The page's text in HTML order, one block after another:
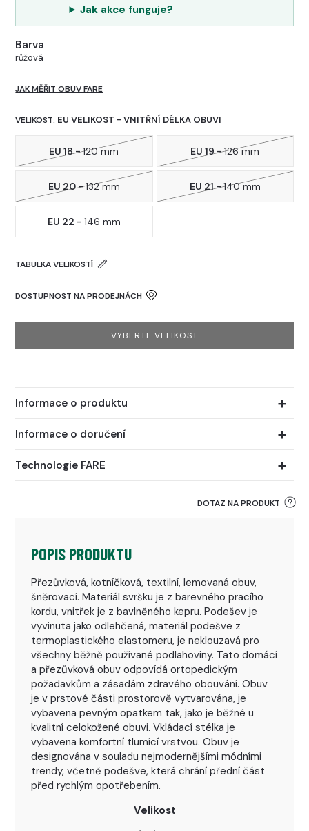
Jak akce funguje?
Barva
růžová
VELIKOST: EU VELIKOST - VNITŘNÍ DÉLKA OBUVI
JAK MĚŘIT OBUV FARE
EU 18 -120 mm EU 19 -126 mm
EU 20 -132 mm EU 21 -140 mm
EU 22 - 146 mm
TABULKA VELIKOSTÍ
DOSTUPNOST NA PRODEJNÁCH
VYBERTE VELIKOST
Informace o produktu
Informace o doručení
Technologie FARE
DOTAZ NA PRODUKT
POPIS PRODUKTU
Přezůvková, kotníčková, textilní, lemovaná obuv,
šněrovací. Materiál svršku je z barevného pracího
kordu, vnitřek je z bavlněného kepru. Podešev je
vyvinuta jako odlehčená, materiál podešve z
termoplastického elastomeru, je neklouzavá pro
všechny běžně používané podlahoviny. Tato domácí
a přezůvková obuv odpovídá ortopedickým
požadavkům a zásadám zdravého obouvání. Obuv
je v prstové části prostorově vytvarována, je
vybavena pevným opatkem tak, jako je běžné u
kvalitní celokožené obuvi. Vkládací stélka je
vybavena komfortní tlumící vrstvou. Obuv je
designována v souladu nejmodernějšími módními
trendy, včetně podešve, která chrání přední část
před rychlým opotřebením.
Velikost